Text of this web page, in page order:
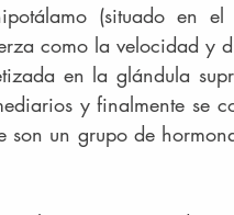
(situado en
como la velocidad y
en la glándula
y finalmente se
son un grupo de